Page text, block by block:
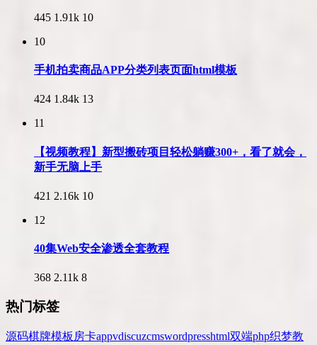
445 1.91k 10
10
手机拍卖商品APP分类列表页面html模板
424 1.84k 13
11
【视频教程】新型搬砖项目轻松躺赚300+，看了就会，
新手无脑上手
421 2.16k 10
12
40集Web安全渗透全套教程
368 2.11k 8
热门标签
源码棋牌模板 房卡appvdiscuzcmswordpresshtml双端php织梦教